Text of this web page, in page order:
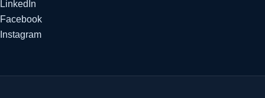
LinkedIn
Facebook
Instagram